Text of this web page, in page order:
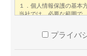
プライバ